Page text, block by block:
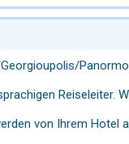
Reiseleiter.
von Ihrem